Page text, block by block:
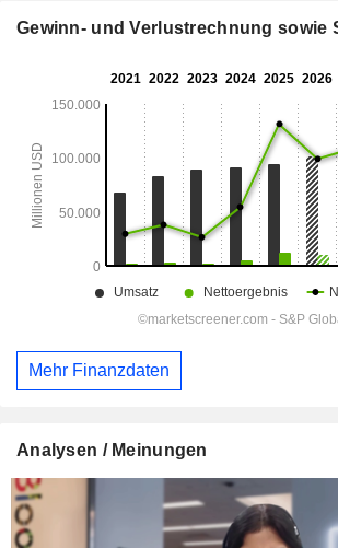
Gewinn- und Verlustrechnung sowie
Mehr Finanzdaten
Analysen / Meinungen